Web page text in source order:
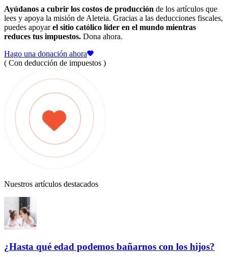
Ayúdanos a cubrir los costos de producción de los artículos que
lees y apoya la misión de Aleteia. Gracias a las deducciones fiscales,
puedes apoyarel sitio católico líder en el mundo mientras
reduces tus impuestos. Dona ahora.
Hago una donación ahora
( Con deducción de impuestos )
Nuestros artículos destacados
¿Hasta qué edad podemos bañarnos con los hijos?